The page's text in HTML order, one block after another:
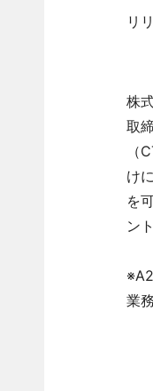
リ
株
取
（
け
を
ン
業